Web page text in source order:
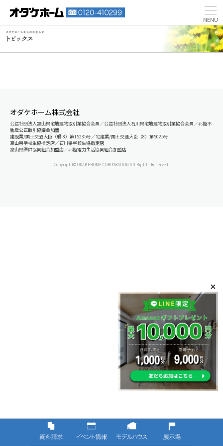
オダケホーム株式会社
公益社団法人富山県宅地建物取引業協会会員／公益社団法人石川県宅地建物取引業協会会員／北陸不
動産公正取引協議会加盟
建設業/国土交通大臣（般-8）第15235号／宅建業/国土交通大臣（8）第5025号
富山県学校生協指定店／石川県学校生協指定店
富山県医師協同組合加盟店／北陸電力生活協同組合加盟店
Copyright© ODAKEHOME CORPORATION All Rights Reserved.